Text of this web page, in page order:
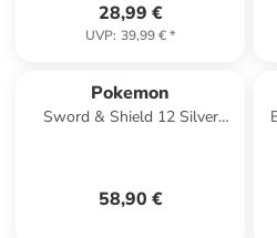
28,99 €
UVP: 39,99 €*
Pokemon
Sword & Shield 12 Silver
58,90 €